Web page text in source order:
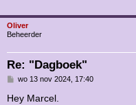
Oliver
Beheerder
Re: "Dagboek"
B
r
wo 13 nov 2024, 17:40
Hey Marcel.